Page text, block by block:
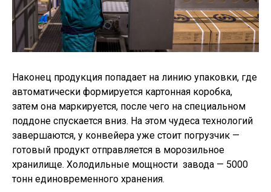
Наконец продукция попадает на линию упаковки, где
автоматически формируется картонная коробка,
затем она маркируется, после чего на специальном
поддоне спускается вниз. На этом чудеса технологий
завершаются, у конвейера уже стоит погрузчик —
готовый продукт отправляется в морозильное
хранилище. Холодильные мощности завода — 5000
тонн единовременного хранения.